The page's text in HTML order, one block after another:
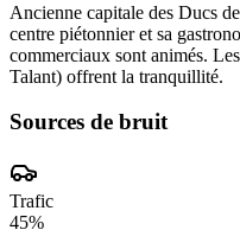
Ancienne capitale des Ducs
centre piétonnier et sa
commerciaux sont animés.
Talant) offrent la tranquillité.
Sources de bruit
Trafic
45%